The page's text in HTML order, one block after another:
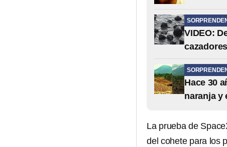
VIDEO:
cazadores
Hace 30
naranja y
La prueba de
del cohete para los